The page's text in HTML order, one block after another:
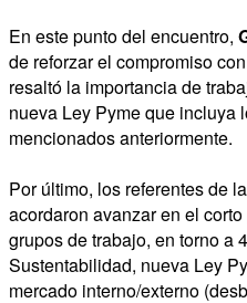
En este punto del encuentro,
de reforzar el compromiso
resaltó la importancia de
nueva Ley Pyme que incluya
mencionados anteriormente.
Por último, los referentes de
acordaron avanzar en el
grupos de trabajo, en torno a
Sustentabilidad, nueva Ley
mercado interno/externo